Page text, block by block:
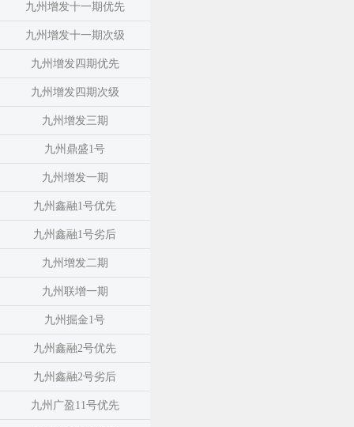
九州增发十一期优先
九州增发十一期次级
九州增发四期优先
九州增发四期次级
九州增发三期
九州鼎盛1号
九州增发一期
九州鑫融1号优先
九州鑫融1号劣后
九州增发二期
九州联增一期
九州掘金1号
九州鑫融2号优先
九州鑫融2号劣后
九州广盈11号优先